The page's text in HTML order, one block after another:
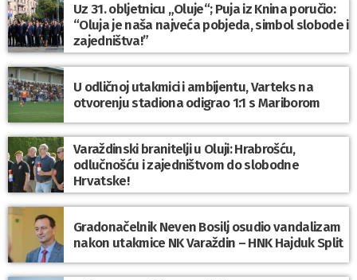
Uz 31. obljetnicu „Oluje“; Puja iz Knina poručio:
“Oluja je naša najveća pobjeda, simbol slobode i
zajedništva!”
U odličnoj utakmici i ambijentu, Varteks na
otvorenju stadiona odigrao 1:1 s Mariborom
Varaždinski branitelji u Oluji: Hrabrošću,
odlučnošću i zajedništvom do slobodne
Hrvatske!
Gradonačelnik Neven Bosilj osudio vandalizam
nakon utakmice NK Varaždin – HNK Hajduk Split